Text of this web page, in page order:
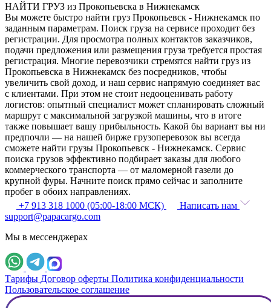
НАЙТИ ГРУЗ из Прокопьевска в Нижнекамск
Вы можете быстро найти груз Прокопьевск - Нижнекамск по
заданным параметрам. Поиск груза на сервисе проходит без
регистрации. Для просмотра полных контактов заказчиков,
подачи предложения или размещения груза требуется простая
регистрация. Многие перевозчики стремятся найти груз из
Прокопьевска в Нижнекамск без посредников, чтобы
увеличить свой доход, и наш сервис напрямую соединяет вас
с клиентами. При этом не стоит недооценивать работу
логистов: опытный специалист может спланировать сложный
маршрут с максимальной загрузкой машины, что в итоге
также повышает вашу прибыльность. Какой бы вариант вы ни
предпочли — на нашей бирже грузоперевозок вы всегда
сможете найти грузы Прокопьевск - Нижнекамск. Сервис
поиска грузов эффективно подбирает заказы для любого
коммерческого транспорта — от маломерной газели до
крупной фуры. Начните поиск прямо сейчас и заполните
пробег в обоих направлениях.
+7 913 318 1000 (05:00-18:00 МСК)
Написать нам
support@papacargo.com
Мы в мессенджерах
Тарифы Договор оферты Политика конфиденциальности
Пользовательское соглашение